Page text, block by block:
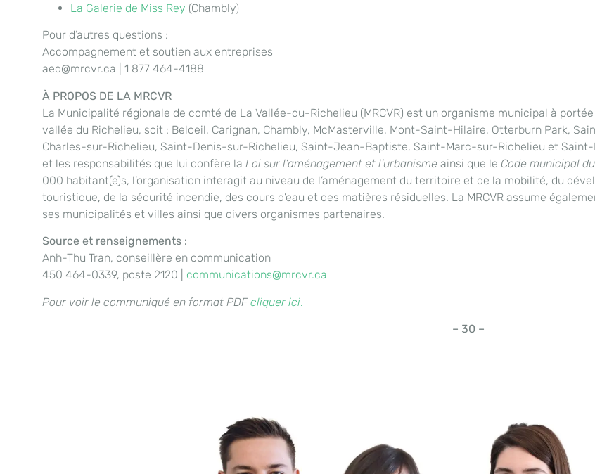
La Galerie de Miss Rey (Chambly)
Pour d’autres questions :
Accompagnement et soutien aux entreprises
aeq@mrcvr.ca | 1 877 464-4188
À PROPOS DE LA MRCVR
La Municipalité régionale de comté de La Vallée-du-Richelieu (MRCVR) est un organisme municipal à
vallée du Richelieu, soit : Beloeil, Carignan, Chambly, McMasterville, Mont-Saint-Hilaire, Otterburn Park,
Charles-sur-Richelieu, Saint-Denis-sur-Richelieu, Saint-Jean-Baptiste, Saint-Marc-sur-Richelieu et
et les responsabilités que lui confère la Loi sur l’aménagement et l’urbanisme ainsi que le Code municipal
000 habitant(e)s, l’organisation interagit au niveau de l’aménagement du territoire et de la mobilité, du
touristique, de la sécurité incendie, des cours d’eau et des matières résiduelles. La MRCVR assume
ses municipalités et villes ainsi que divers organismes partenaires.
Source et renseignements :
Anh-Thu Tran, conseillère en communication
450 464-0339, poste 2120 | communications@mrcvr.ca
Pour voir le communiqué en format PDFcliquer ici.
– 30 –